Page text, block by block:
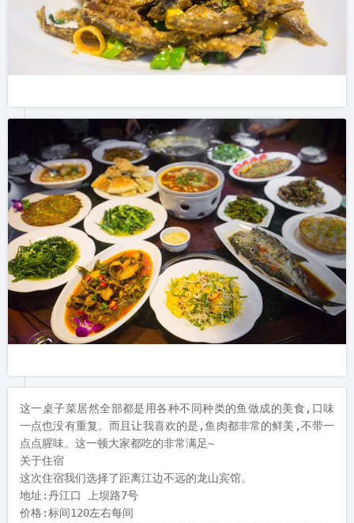
这一桌子菜居然全部都是用各种不同种类的鱼做成的美食,口味
一点也没有重复。而且让我喜欢的是,鱼肉都非常的鲜美,不带一
点点腥味。这一顿大家都吃的非常满足~
关于住宿
这次住宿我们选择了距离江边不远的龙山宾馆。
地址:丹江口 上坝路7号
价格:标间120左右每间